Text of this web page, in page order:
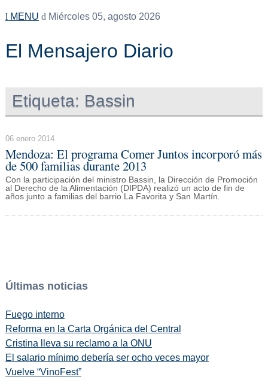
MENU Miércoles 05, agosto 2026
El Mensajero Diario
Etiqueta: Bassin
06 enero 2014
Mendoza: El programa Comer Juntos incorporó más
de 500 familias durante 2013
Con la participación del ministro Bassin, la Dirección de Promoción
al Derecho de la Alimentación (DIPDA) realizó un acto de fin de
años junto a familias del barrio La Favorita y San Martín.
Últimas noticias
Fuego interno
Reforma en la Carta Orgánica del Central
Cristina lleva su reclamo a la ONU
El salario mínimo debería ser ocho veces mayor
Vuelve “VinoFest”